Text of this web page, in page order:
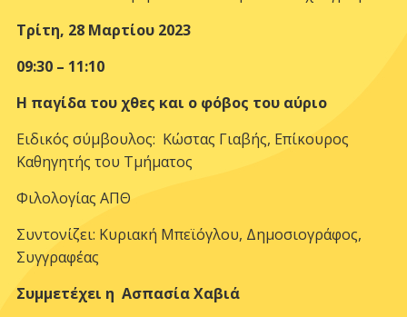
Τρίτη, 28 Μαρτίου 2023
09:30 – 11:10
Η παγίδα του χθες και ο φόβος του αύριο
Ειδικός σύμβουλος: Κώστας Γιαβής, Επίκουρος
Καθηγητής του Τμήματος
Φιλολογίας ΑΠΘ
Συντονίζει: Κυριακή Μπεϊόγλου, Δημοσιογράφος,
Συγγραφέας
Συμμετέχει η Ασπασία Χαβιά